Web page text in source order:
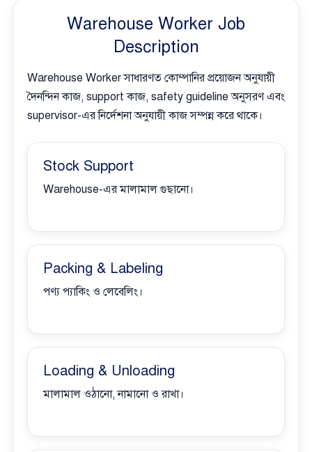
Warehouse Worker Job
Description
Warehouse Worker সাধারণত কোম্পানির প্রয়োজন অনুযায়ী
দৈনন্দিন কাজ, support কাজ, safety guideline অনুসরণ এবং
supervisor-এর নির্দেশনা অনুযায়ী কাজ সম্পন্ন করে থাকে।
Stock Support
Warehouse-এর মালামাল গুছানো।
Packing & Labeling
পণ্য প্যাকিং ও লেবেলিং।
Loading & Unloading
মালামাল ওঠানো, নামানো ও রাখা।